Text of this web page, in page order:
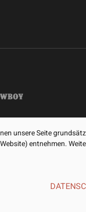
unsere Seite
entnehmen.